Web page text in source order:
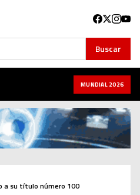
Buscar
MUNDIAL 2026
a su título número 100